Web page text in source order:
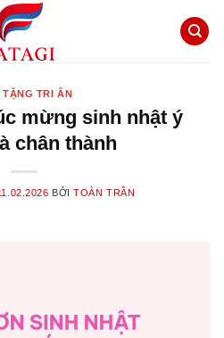
TẶNG TRI ÂN
mừng sinh nhật ý
chân thành
BỞITOÀN TRẦN